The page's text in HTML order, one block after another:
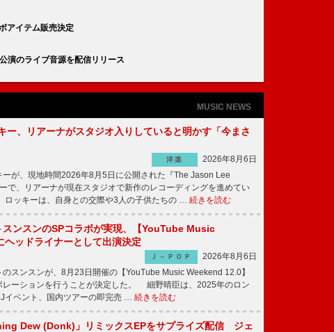
アイテム販売決定
演のライブ音源を配信リリース
MUSIC NEWS
ー、リアーナがスタジオ入りしていると明かす「今まさ
洋楽
2026年8月6日
が、現地時間2026年8月5日に公開された『The Jason Lee
で、リアーナが現在スタジオで新作のレコーディングを進めてい
ッキーは、自身との交際や3人の子供たちの … 続きを読む
スンスンのSPコラボが実現、【YouTube Music
ッドライナーとして出演決定
Ｊ－ＰＯＰ
2026年8月6日
スンスンが、8月23日開催の【YouTube Music Weekend 12.0】
レーションを行うことが決定した。 細野晴臣は、2025年のロン
イベント、国内ツアーの即完売 … 続きを読む
Dew (Donk)」リミックスEPをサプライズ配信 ジェ